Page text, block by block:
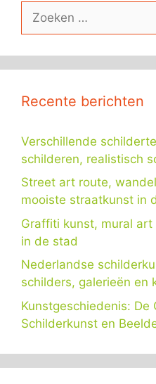
naar:
Recente berichten
Verschillende
schilderen, realistisch
Street art route,
mooiste straatkunst in
Graffiti kunst, mural
in de stad
Nederlandse
schilders, galerieën en
Kunstgeschiedenis: De
Schilderkunst en